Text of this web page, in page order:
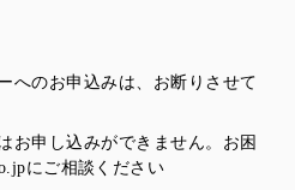
へのお申込みは、お断りさせて
お申し込みができません。お困
にご相談ください